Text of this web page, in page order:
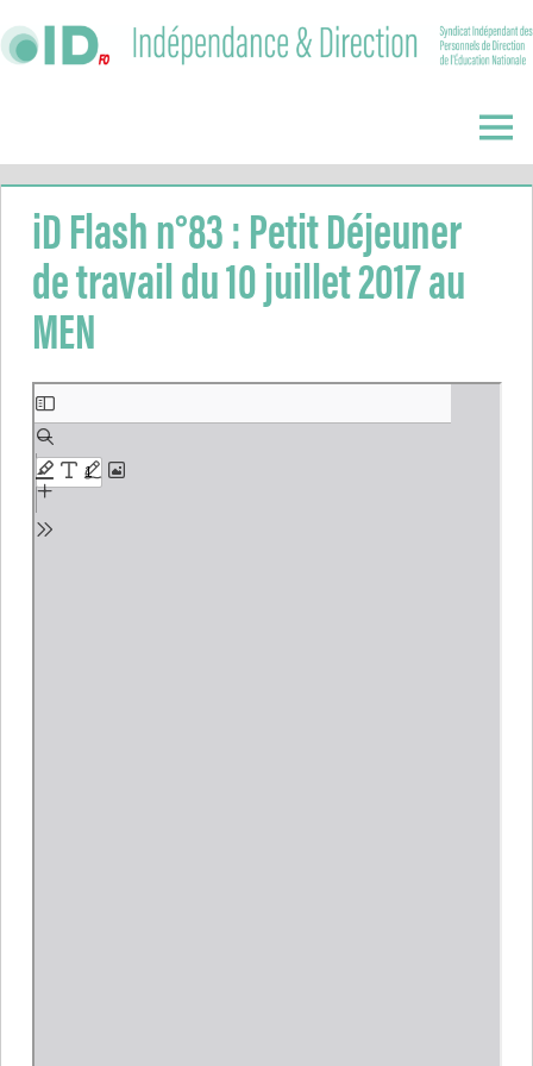
to
Direction
Menu
iD Flash n°83 : Petit Déjeuner
de travail du 10 juillet 2017 au
MEN
Aller
au
contenu
PDF